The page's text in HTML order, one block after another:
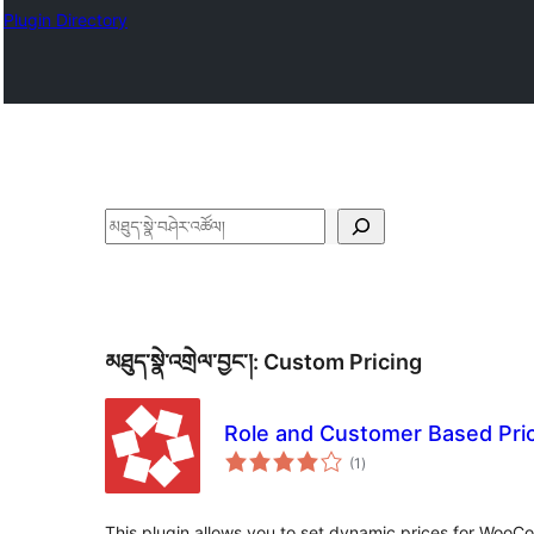
Plugin Directory
བཤེར་
མཐུད་སྣེ་འགྲེལ་བྱང་།: Custom Pricing
Role and Customer Based
(1 གདེང་
འཇོག་
)